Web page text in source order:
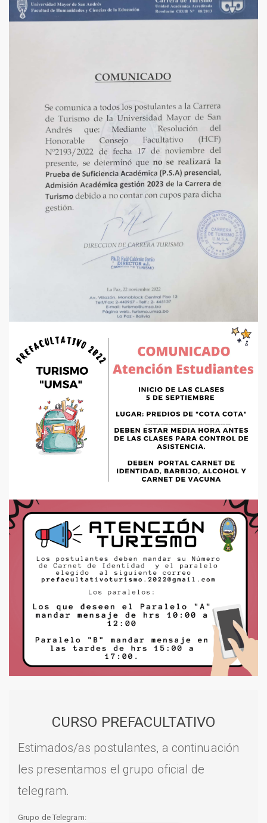
CURSO PREFACULTATIVO
Estimados/as postulantes, a continuación
les presentamos el grupo oficial de
telegram.
Grupo de Telegram: